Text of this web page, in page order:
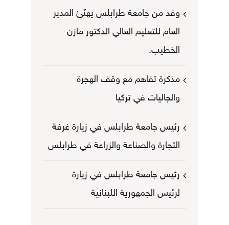
وفد من جامعة طرابلس يهنّئ المدير
العام للتعليم العالي الدكتور مازن
الخطيب.
مذكرة تفاهم مع وقف الهجرة
والجاليات في تركيا
رئيس جامعة طرابلس في زيارة غرفة
التجارة والصناعة والزراعة في طرابلس
رئيس جامعة طرابلس في زيارة
لرئيس الجمهورية اللبنانية